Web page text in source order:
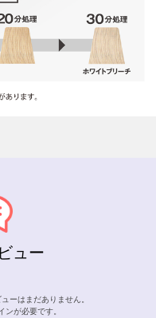
ュー
ーはまだありません。
ンが必要です。